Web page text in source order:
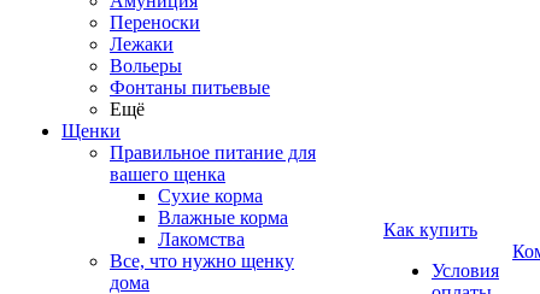
Переноски
Лежаки
Вольеры
Фонтаны питьевые
Ещё
Щенки
Правильное питание для
вашего щенка
Сухие корма
Влажные корма
Лакомства
Все, что нужно щенку
дома
Как купить
Условия